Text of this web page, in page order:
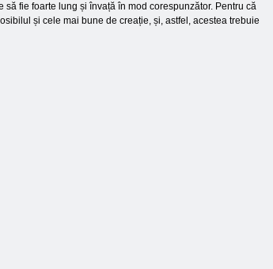
fie foarte lung și învață în mod corespunzător. Pentru că
și cele mai bune de creație, și, astfel, acestea trebuie